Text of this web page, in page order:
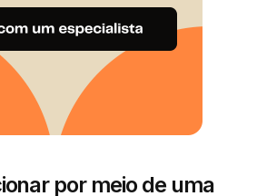
por meio de uma